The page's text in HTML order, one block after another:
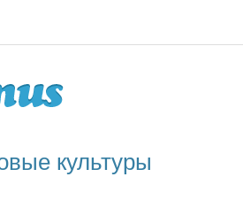
культуры